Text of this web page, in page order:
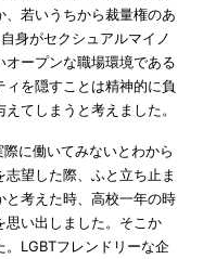
、若いうちから裁量権のあ
身がセクシュアルマイノ
オープンな職場環境である
ィを隠すことは精神的に負
てしまうと考えました。
に働いてみないとわから
望した際、ふと立ち止ま
と考えた時、高校一年の時
思い出しました。そこか
。LGBTフレンドリーな企